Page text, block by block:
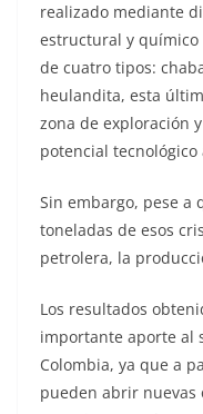
realizado mediante
estructural y
de cuatro tipos:
heulandita, esta
zona de exploración
potencial
Sin embargo, pese a
toneladas de esos
petrolera, la
Los resultados
importante aporte al
Colombia, ya que a
pueden abrir nuevas